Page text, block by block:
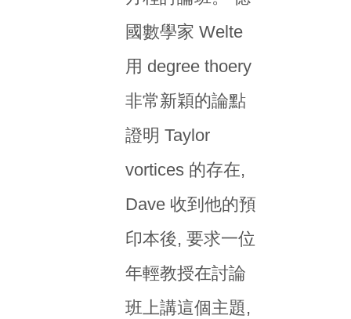
國數學家 Welte
用 degree thoery
非常新穎的論點
證明 Taylor
vortices 的存在,
Dave 收到他的預
印本後, 要求一位
年輕教授在討論
班上講這個主題,